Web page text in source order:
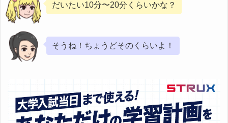
だいたい10分〜20分くらいかな？
そうね！ちょうどそのくらいよ！